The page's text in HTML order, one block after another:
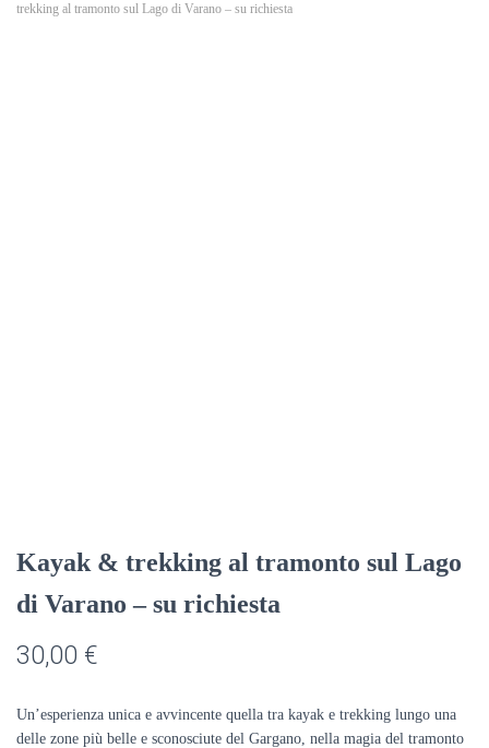
trekking al tramonto sul Lago di Varano – su richiesta
Kayak & trekking al tramonto sul Lago
di Varano – su richiesta
30,00 €
Un’esperienza unica e avvincente quella tra kayak e trekking lungo una
delle zone più belle e sconosciute del Gargano, nella magia del tramonto